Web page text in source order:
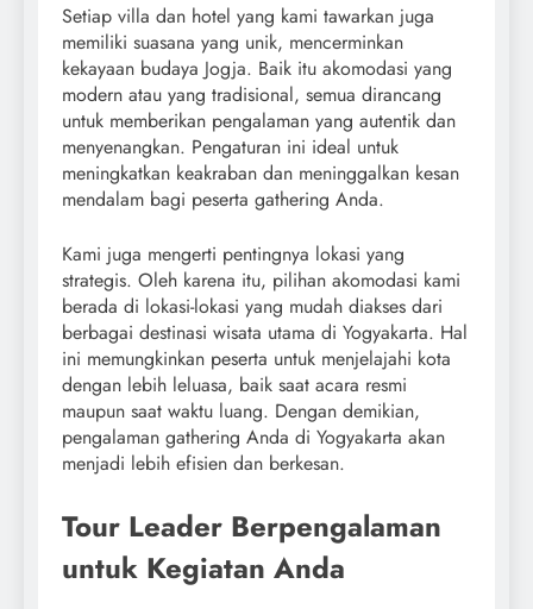
Setiap villa dan hotel yang kami tawarkan juga
memiliki suasana yang unik, mencerminkan
kekayaan budaya Jogja. Baik itu akomodasi yang
modern atau yang tradisional, semua dirancang
untuk memberikan pengalaman yang autentik dan
menyenangkan. Pengaturan ini ideal untuk
meningkatkan keakraban dan meninggalkan kesan
mendalam bagi peserta gathering Anda.
Kami juga mengerti pentingnya lokasi yang
strategis. Oleh karena itu, pilihan akomodasi kami
berada di lokasi-lokasi yang mudah diakses dari
berbagai destinasi wisata utama di Yogyakarta. Hal
ini memungkinkan peserta untuk menjelajahi kota
dengan lebih leluasa, baik saat acara resmi
maupun saat waktu luang. Dengan demikian,
pengalaman gathering Anda di Yogyakarta akan
menjadi lebih efisien dan berkesan.
Tour Leader Berpengalaman
untuk Kegiatan Anda